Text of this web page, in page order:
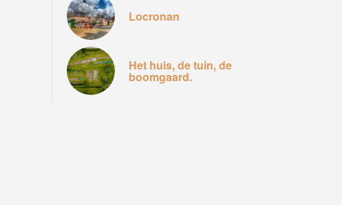
Locronan
Het huis, de tuin, de
boomgaard.